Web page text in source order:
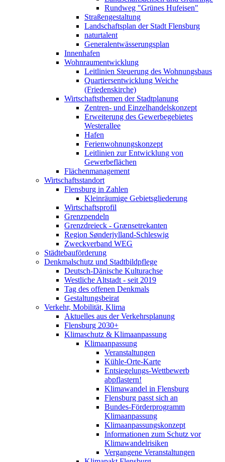
Rundweg "Grünes Hufeisen"
Straßengestaltung
Landschaftsplan der Stadt Flensburg
naturtalent
Generalentwässerungsplan
Innenhafen
Wohnraumentwicklung
Leitlinien Steuerung des Wohnungsbaus
Quartiersentwicklung Weiche
(Friedenskirche)
Wirtschaftsthemen der Stadtplanung
Zentren- und Einzelhandelskonzept
Erweiterung des Gewerbegebietes
Westerallee
Hafen
Ferienwohnungskonzept
Leitlinien zur Entwicklung von
Gewerbeflächen
Flächenmanagement
Wirtschaftsstandort
Flensburg in Zahlen
Kleinräumige Gebietsgliederung
Wirtschaftsprofil
Grenzpendeln
Grenzdreieck - Grænsetrekanten
Region Sønderjylland-Schleswig
Zweckverband WEG
Städtebauförderung
Denkmalschutz und Stadtbildpflege
Deutsch-Dänische Kulturachse
Westliche Altstadt - seit 2019
Tag des offenen Denkmals
Gestaltungsbeirat
Verkehr, Mobilität, Klima
Aktuelles aus der Verkehrsplanung
Flensburg 2030+
Klimaschutz & Klimaanpassung
Klimaanpassung
Veranstaltungen
Kühle-Orte-Karte
Entsiegelungs-Wettbewerb
abpflastern!
Klimawandel in Flensburg
Flensburg passt sich an
Bundes-Förderprogramm
Klimaanpassung
Klimaanpassungskonzept
Informationen zum Schutz vor
Klimawandelrisiken
Vergangene Veranstaltungen